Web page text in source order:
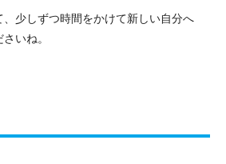
少しずつ時間をかけて新しい自分へ
いね。